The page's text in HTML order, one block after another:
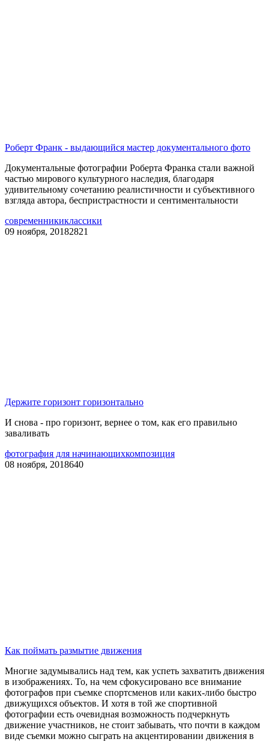
Роберт Франк - выдающийся мастер документального фото
Документальные фотографии Роберта Франка стали важной
частью мирового культурного наследия, благодаря
удивительному сочетанию реалистичности и субъективного
взгляда автора, беспристрастности и сентиментальности
современникиклассики
09 ноября, 20182821
Держите горизонт горизонтально
И снова - про горизонт, вернее о том, как его правильно
заваливать
фотография для начинающихкомпозиция
08 ноября, 2018640
Как поймать размытие движения
Многие задумывались над тем, как успеть захватить движения
в изображениях. То, на чем сфокусировано все внимание
фотографов при съемке спортсменов или каких-либо быстро
движущихся объектов. И хотя в той же спортивной
фотографии есть очевидная возможность подчеркнуть
движение участников, не стоит забывать, что почти в каждом
виде съемки можно сыграть на акцентировании движения в